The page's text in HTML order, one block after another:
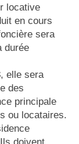
locative
en cours
sera
durée
elle sera
des
principale
ou locataires.
doivent